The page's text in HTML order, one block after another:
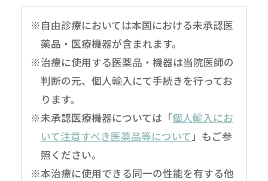
※自由診療においては本国における未承認医
薬品・医療機器が含まれます。
※治療に使用する医薬品・機器は当院医師の
判断の元、個人輸入にて手続きを行ってお
ります。
※未承認医療機器については「個人輸入にお
いて注意すべき医薬品等について 」もご参
照ください。
※本治療に使用できる同一の性能を有する他